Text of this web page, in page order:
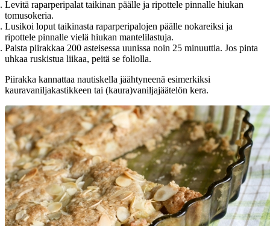
Levitä raparperipalat taikinan päälle ja ripottele pinnalle hiukan
tomusokeria.
Lusikoi loput taikinasta raparperipalojen päälle nokareiksi ja
ripottele pinnalle vielä hiukan mantelilastuja.
Paista piirakkaa 200 asteisessa uunissa noin 25 minuuttia. Jos pinta
uhkaa ruskistua liikaa, peitä se foliolla.
Piirakka kannattaa nautiskella jäähtyneenä esimerkiksi
kauravaniljakastikkeen tai (kaura)vaniljajäätelön kera.